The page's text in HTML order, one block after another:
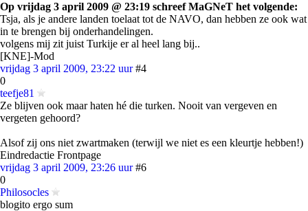
Op vrijdag 3 april 2009 @ 23:19 schreef MaGNeT het volgende:
Tsja, als je andere landen toelaat tot de NAVO, dan hebben ze ook wat
in te brengen bij onderhandelingen.
volgens mij zit juist Turkije er al heel lang bij..
[KNE]-Mod
vrijdag 3 april 2009, 23:22 uur #4
0
teefje81
Ze blijven ook maar haten hé die turken. Nooit van vergeven en
vergeten gehoord?
Alsof zij ons niet zwartmaken (terwijl we niet es een kleurtje hebben!)
Eindredactie Frontpage
vrijdag 3 april 2009, 23:26 uur #6
0
Philosocles
blogito ergo sum